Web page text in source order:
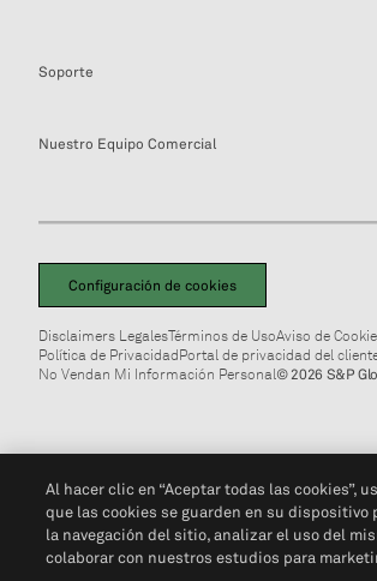
Soporte
Nuestro Equipo Comercial
Configuración de cookies
Disclaimers LegalesTérminos de UsoAviso de Cookie
Política de PrivacidadPortal de privacidad del
No Vendan Mi Información Personal© 2026 S&P
Al hacer clic en “Aceptar todas las cookies”,
que las cookies se guarden en su dispositivo
la navegación del sitio, analizar el uso del
colaborar con nuestros estudios para